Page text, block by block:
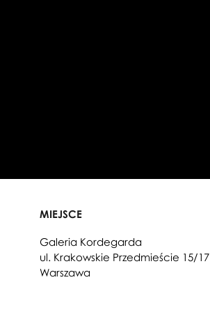
MIEJSCE
Galeria Kordegarda
ul. Krakowskie Przedmieście 15/17
Warszawa